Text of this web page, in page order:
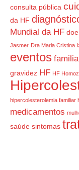
consulta pública
da HF
Mundial da HF
Jasmer Dra Maria Cristina
eventos
gravidez HF HF
hipercolesterolemia familiar
medicamentos
saúde sintomas